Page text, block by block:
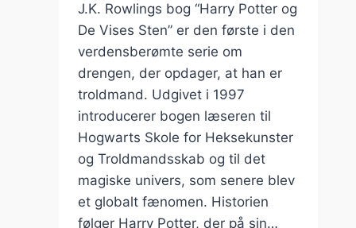
J.K. Rowlings bog “Harry Potter og
De Vises Sten” er den første i den
verdensberømte serie om
drengen, der opdager, at han er
troldmand. Udgivet i 1997
introducerer bogen læseren til
Hogwarts Skole for Heksekunster
og Troldmandsskab og til det
magiske univers, som senere blev
et globalt fænomen. Historien
følger Harry Potter, der på sin…